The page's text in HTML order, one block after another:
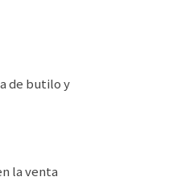
de butilo y
la venta